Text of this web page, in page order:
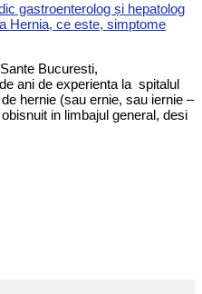
gastroenterolog și hepatolog
Hernia, ce este, simptome
Bucuresti,
ani de experienta la spitalul
hernie (sau ernie, sau iernie –
in limbajul general, desi